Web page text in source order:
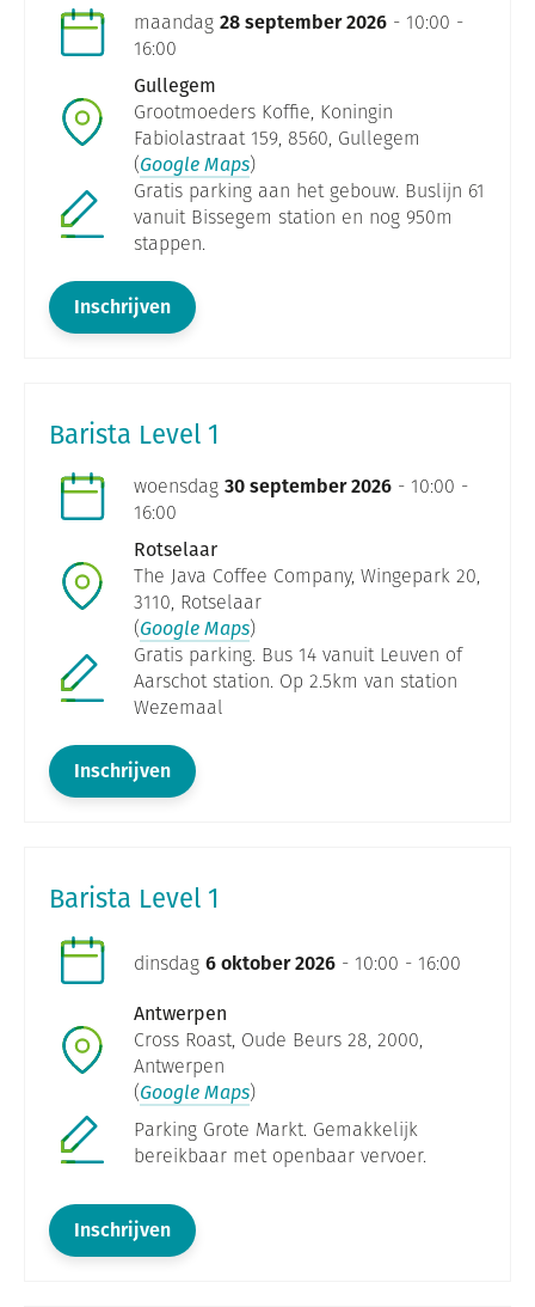
maandag 28 september 2026 - 10:00 -
16:00
Gullegem
Grootmoeders Koffie, Koningin
Fabiolastraat 159, 8560, Gullegem
(Google Maps)
Gratis parking aan het gebouw. Buslijn 61
vanuit Bissegem station en nog 950m
stappen.
Inschrijven
Barista Level 1
woensdag 30 september 2026 - 10:00 -
16:00
Rotselaar
The Java Coffee Company, Wingepark 20,
3110, Rotselaar
(Google Maps)
Gratis parking. Bus 14 vanuit Leuven of
Aarschot station. Op 2.5km van station
Wezemaal
Inschrijven
Barista Level 1
dinsdag 6 oktober 2026 - 10:00 - 16:00
Antwerpen
Cross Roast, Oude Beurs 28, 2000,
Antwerpen
(Google Maps)
Parking Grote Markt. Gemakkelijk
bereikbaar met openbaar vervoer.
Inschrijven